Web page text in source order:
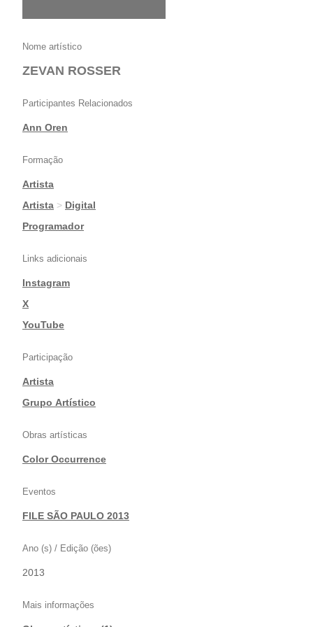
Nome artístico
ZEVAN ROSSER
Participantes Relacionados
Ann Oren
Formação
Artista
|Artista > Digital
|Programador
Links adicionais
Instagram
|X
|YouTube
Participação
Artista
|Grupo Artístico
Obras artísticas
Color Occurrence
Eventos
FILE SÃO PAULO 2013
Ano (s) / Edição (ões)
2013
Mais informações